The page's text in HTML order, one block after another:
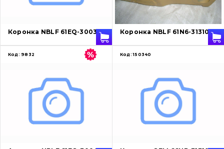
Коронка NBLF 61EQ-30030 Коронка NBLF 61N6-31310
Код: 9832 Код: 150340